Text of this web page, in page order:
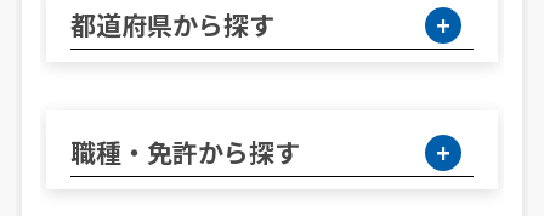
都道府県から探す
職種・免許から探す